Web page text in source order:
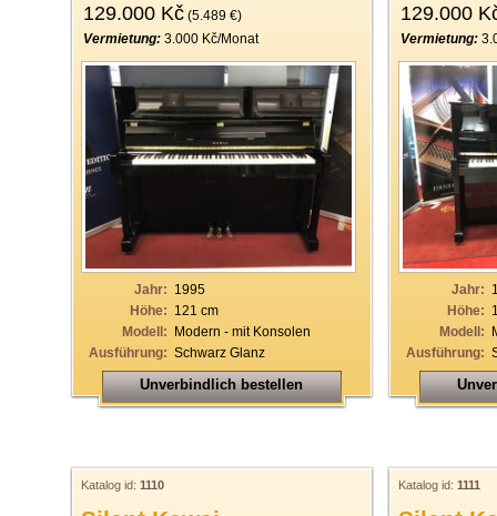
129.000 Kč (5.489 €)
Vermietung: 3.000 Kč/Monat
Jahr: 1995
Höhe: 121 cm
Modell: Modern - mit Konsolen
Ausführung: Schwarz Glanz
Unverbindlich bestellen
129.000
Vermietung:
Jahr:
Höhe:
Modell:
Ausführung:
Katalog id: 1110 Katalog id: 1111